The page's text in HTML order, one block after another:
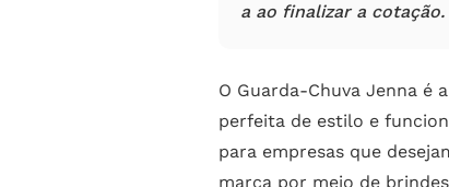
a ao finalizar a cotação.
O Guarda-Chuva Jenna é
perfeita de estilo e
para empresas que
marca por meio de